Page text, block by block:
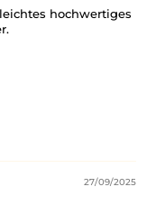
hochwertiges
27/09/2025